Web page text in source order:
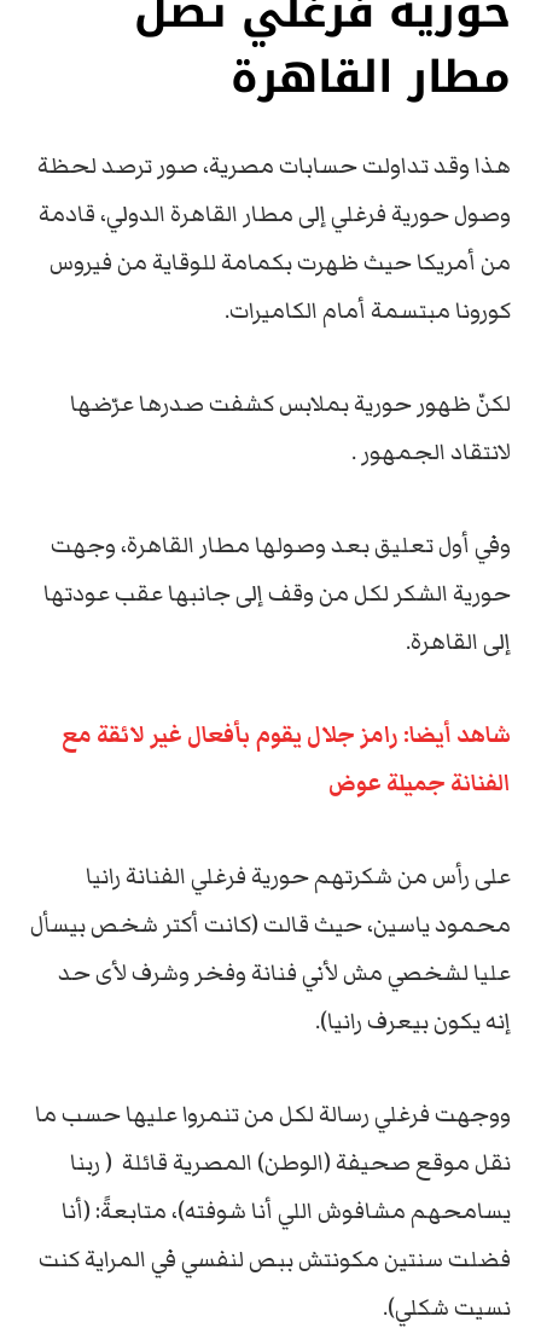
مطار القاهرة
هذا وقد تداولت حسابات مصرية، صور ترصد لحظة
وصول حورية فرغلي إلى مطار القاهرة الدولي، قادمة
من أمريكا حيث ظهرت بكمامة للوقاية من فيروس
كورونا مبتسمة أمام الكاميرات.
لكنّ ظهور حورية بملابس كشفت صدرها عرّضها
لانتقاد الجمهور .
وفي أول تعليق بعد وصولها مطار القاهرة، وجهت
حورية الشكر لكل من وقف إلى جانبها عقب عودتها
إلى القاهرة.
شاهد أيضا: رامز جلال يقوم بأفعال غير لائقة مع
الفنانة جميلة عوض
على رأس من شكرتهم حورية فرغلي الفنانة رانيا
محمود ياسين، حيث قالت (كانت أكتر شخص بيسأل
عليا لشخصي مش لأني فنانة وفخر وشرف لأى حد
إنه يكون بيعرف رانيا).
ووجهت فرغلي رسالة لكل من تنمروا عليها حسب ما
نقل موقع صحيفة (الوطن) المصرية قائلة ( ربنا
يسامحهم مشافوش اللي أنا شوفته)، متابعةً: (أنا
فضلت سنتين مكونتش ببص لنفسي في المراية كنت
نسيت شكلي).